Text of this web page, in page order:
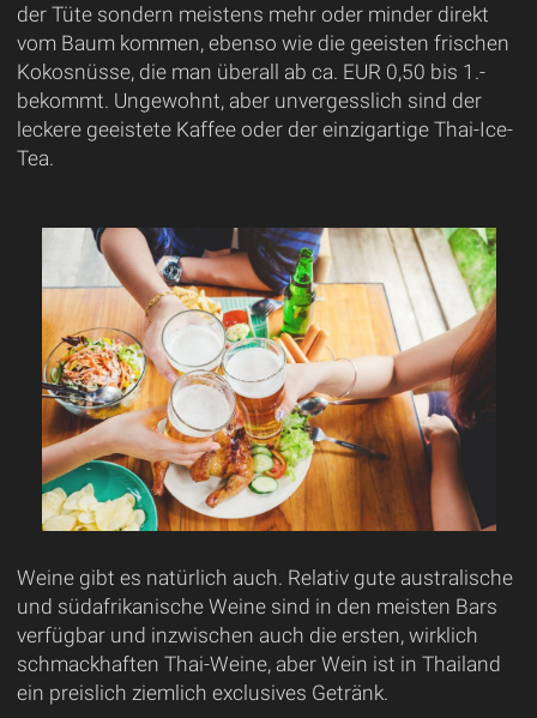
der Tüte sondern meistens mehr oder minder direkt
vom Baum kommen, ebenso wie die geeisten frischen
Kokosnüsse, die man überall ab ca. EUR 0,50 bis 1.-
bekommt. Ungewohnt, aber unvergesslich sind der
leckere geeistete Kaffee oder der einzigartige Thai-Ice-
Tea.
Weine gibt es natürlich auch. Relativ gute australische
und südafrikanische Weine sind in den meisten Bars
verfügbar und inzwischen auch die ersten, wirklich
schmackhaften Thai-Weine, aber Wein ist in Thailand
ein preislich ziemlich exclusives Getränk.